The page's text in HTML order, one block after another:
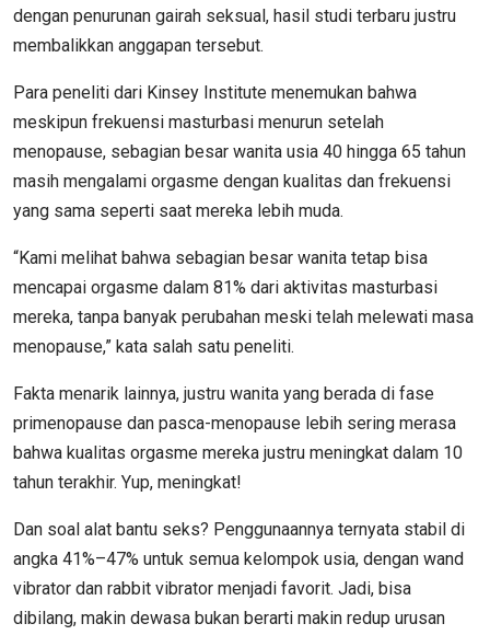
dengan penurunan gairah seksual, hasil studi terbaru justru
membalikkan anggapan tersebut.
Para peneliti dari Kinsey Institute menemukan bahwa
meskipun frekuensi masturbasi menurun setelah
menopause, sebagian besar wanita usia 40 hingga 65 tahun
masih mengalami orgasme dengan kualitas dan frekuensi
yang sama seperti saat mereka lebih muda.
“Kami melihat bahwa sebagian besar wanita tetap bisa
mencapai orgasme dalam 81% dari aktivitas masturbasi
mereka, tanpa banyak perubahan meski telah melewati masa
menopause,” kata salah satu peneliti.
Fakta menarik lainnya, justru wanita yang berada di fase
primenopause dan pasca-menopause lebih sering merasa
bahwa kualitas orgasme mereka justru meningkat dalam 10
tahun terakhir. Yup, meningkat!
Dan soal alat bantu seks? Penggunaannya ternyata stabil di
angka 41%–47% untuk semua kelompok usia, dengan wand
vibrator dan rabbit vibrator menjadi favorit. Jadi, bisa
dibilang, makin dewasa bukan berarti makin redup urusan